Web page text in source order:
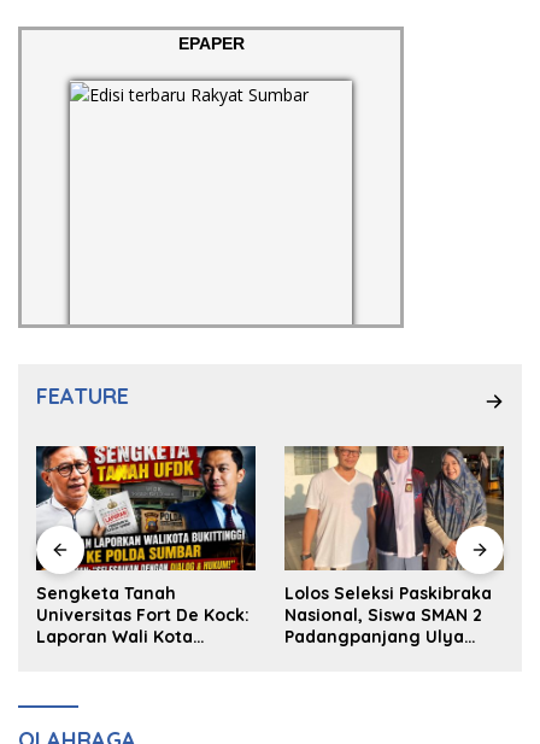
EPAPER
FEATURE
Sengketa Tanah
Universitas Fort De Kock:
Laporan Wali Kota
Lolos Seleksi Paskibraka
Nasional, Siswa SMAN 2
Padangpanjang Ulya